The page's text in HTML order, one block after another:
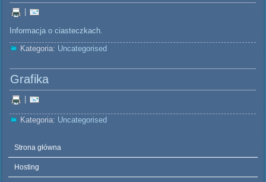
Informacja o ciasteczkach.
Kategoria: Uncategorised
Grafika
Kategoria: Uncategorised
Strona główna
Hosting